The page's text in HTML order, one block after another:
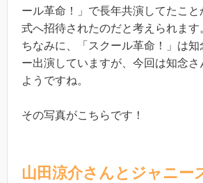
ール革命！」で長年共演してたこ
式へ招待されたのだと考えられます
ちなみに、「スクール革命！」は知
ー出演していますが、今回は知念さ
ようですね。
その写真がこちらです！
山田涼介さんとジャニー